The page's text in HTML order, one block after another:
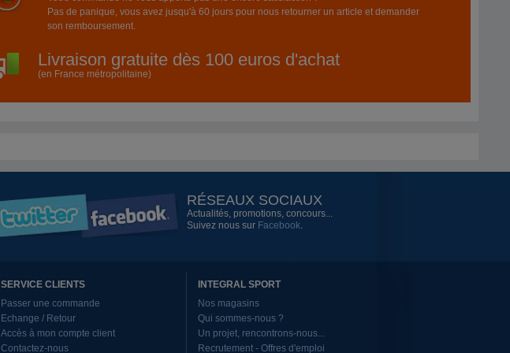
Pas de panique, vous avez jusqu'à 60 jours pour nous retourner un article et demander
son remboursement.
Livraison gratuite dès 100 euros d'achat
(en France métropolitaine)
RÉSEAUX SOCIAUX
Actualités, promotions, concours...
Suivez nous sur Facebook.
SERVICE CLIENTS
Passer une commande
Echange / Retour
Accès à mon compte client
Contactez-nous
INTEGRAL SPORT
Nos magasins
Qui sommes-nous ?
Un projet, rencontrons-nous...
Recrutement - Offres d'emploi